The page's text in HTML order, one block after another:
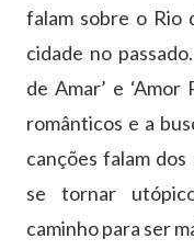
falam sobre o Rio
cidade no
de Amar’ e
românticos e a
canções falam
se tornar
caminho para ser